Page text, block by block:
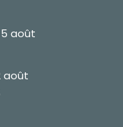
août
août